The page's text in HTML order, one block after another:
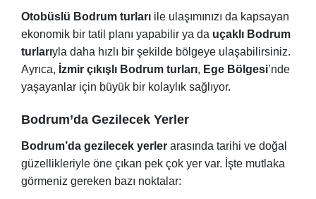
Otobüslü Bodrum turları ile ulaşımınızı da kapsayan
ekonomik bir tatil planı yapabilir ya da uçaklı Bodrum
turlarıyla daha hızlı bir şekilde bölgeye ulaşabilirsiniz.
Ayrıca, İzmir çıkışlı Bodrum turları, Ege Bölgesi’nde
yaşayanlar için büyük bir kolaylık sağlıyor.
Bodrum’da Gezilecek Yerler
Bodrum’da gezilecek yerler arasında tarihi ve doğal
güzellikleriyle öne çıkan pek çok yer var. İşte mutlaka
görmeniz gereken bazı noktalar: